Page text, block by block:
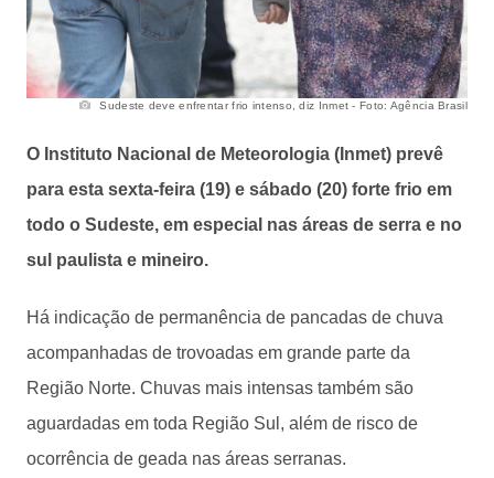
Sudeste deve enfrentar frio intenso, diz Inmet - Foto: Agência Brasil
O Instituto Nacional de Meteorologia (Inmet) prevê
para esta sexta-feira (19) e sábado (20) forte frio em
todo o Sudeste, em especial nas áreas de serra e no
sul paulista e mineiro.
Há indicação de permanência de pancadas de chuva
acompanhadas de trovoadas em grande parte da
Região Norte. Chuvas mais intensas também são
aguardadas em toda Região Sul, além de risco de
ocorrência de geada nas áreas serranas.